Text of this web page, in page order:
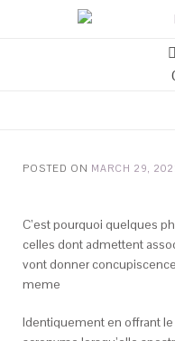
POSTED ON MARCH 29,
C’est pourquoi quelques
celles dont admettent
vont donner
meme
Identiquement en offrant le